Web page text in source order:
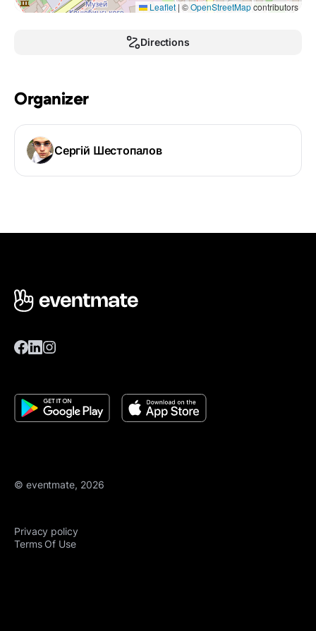
Leaflet | ©OpenStreetMapcontributors
Directions
Organizer
Сергій Шестопалов
© eventmate, 2026
Privacy policy
Terms Of Use